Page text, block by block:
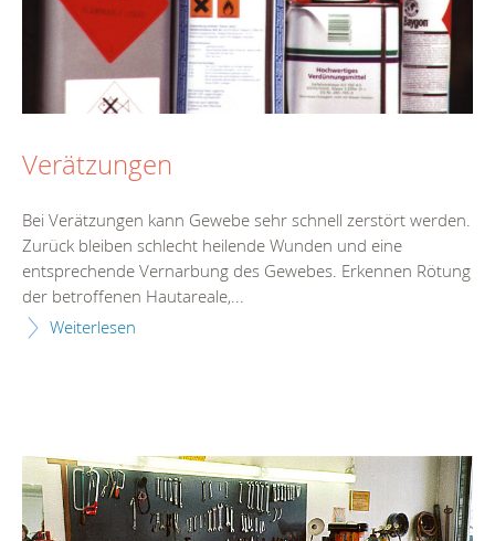
Verätzungen
Bei Verätzungen kann Gewebe sehr schnell zerstört werden.
Zurück bleiben schlecht heilende Wunden und eine
entsprechende Vernarbung des Gewebes. Erkennen Rötung
der betroffenen Hautareale,...
Weiterlesen